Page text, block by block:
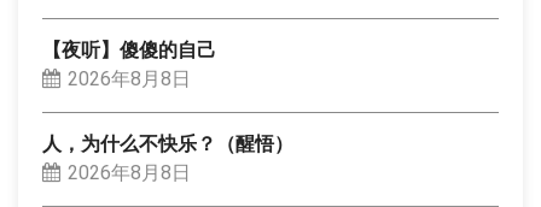
【夜听】傻傻的自己
2026年8月8日
人，为什么不快乐？（醒悟）
2026年8月8日